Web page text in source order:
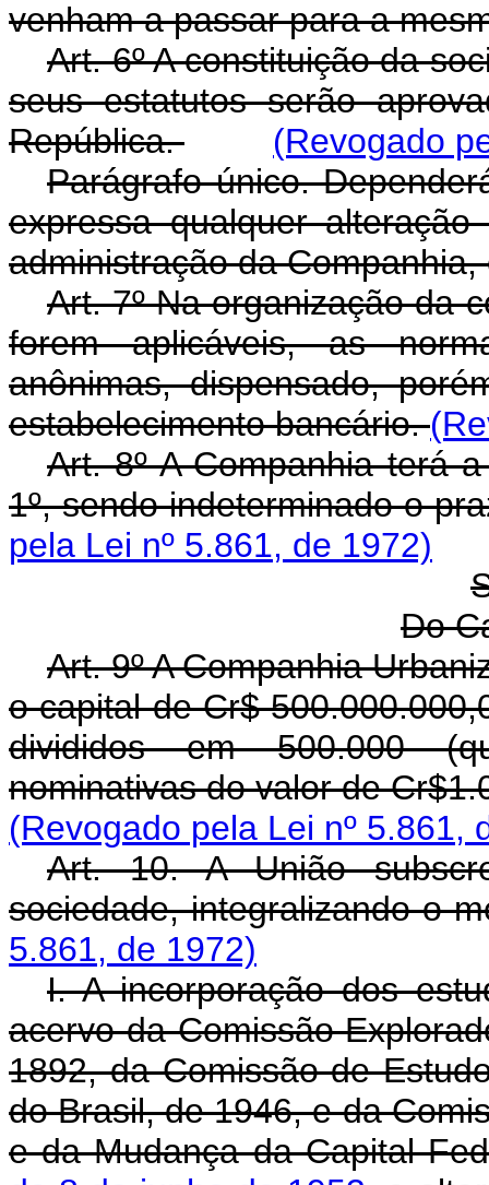
venham a passar para a
Art. 6º A constituição da
seus estatutos serão
República.
(Revogado
Parágrafo único.
expressa qualquer
administração da
Art. 7º Na organização da
forem aplicáveis, as
anônimas, dispensado,
estabelecimento bancário.
Art. 8º A Companhia terá
1º, sendo indeterminado o
pela Lei nº 5.861, de 1972)
Do
Art. 9º A Companhia
o capital de Cr$
divididos em 500.000
nominativas do valor de
(Revogado pela Lei nº 5.861,
Art. 10. A União
sociedade, integralizando-o
5.861, de 1972)
I. A incorporação dos
acervo da Comissão
1892, da Comissão de
do Brasil, de 1946, e da
e da Mudança da Capital